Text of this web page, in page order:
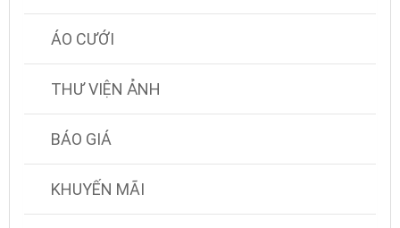
ÁO CƯỚI
THƯ VIỆN ẢNH
BÁO GIÁ
KHUYẾN MÃI